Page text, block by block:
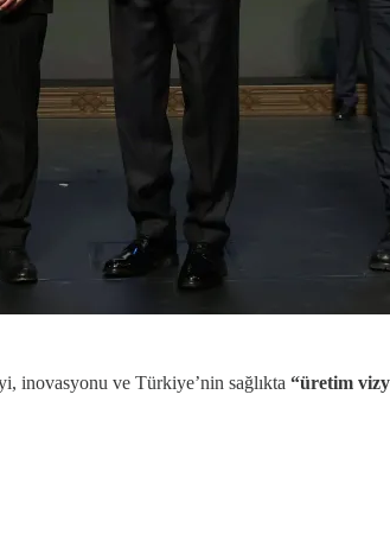
inovasyonu ve Türkiye’nin sağlıkta “üretim